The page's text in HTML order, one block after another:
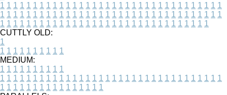
1 1 1 1 1 1 1 1 1 1 1 1 1 1 1 1 1 1 1 1 1 1 1 1 1 1 1 1 1 1 1 1 1 1
1 1 1 1 1 1 1 1 1 1 1 1 1 1 1 1 1 1 1 1 1 1 1 1 1 1 1 1 1 1 1 1 1 1
1 1 1 1 1 1 1 1 1 1 1 1 1 1 1 1 1 1 1 1 1 1 1 1 1 1 1 1 1 1 1 1
CUTTLY OLD:
1
1 1 1 1 1 1 1 1 1 1
MEDIUM:
1 1 1 1 1 1 1 1 1 1
1 1 1 1 1 1 1 1 1 1 1 1 1 1 1 1 1 1 1 1 1 1 1 1 1 1 1 1 1 1 1 1 1 1
1 1 1 1 1 1 1 1 1 1 1 1 1 1 1 1